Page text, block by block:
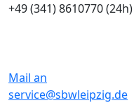
+49 (341) 8610770 (24h)
Mail an
service@sbwleipzig.de